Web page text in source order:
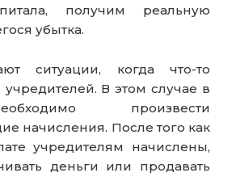
получим реальную
убытка.
ситуации, когда что-то
учредителей. В этом случае в
произвести
начисления. После того как
учредителям начислены,
деньги или продавать